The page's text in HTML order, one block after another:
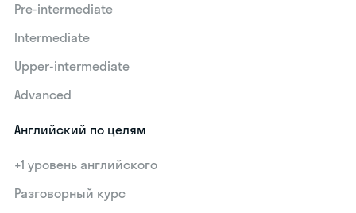
Pre-intermediate
Intermediate
Upper-intermediate
Advanced
Английский по целям
+1 уровень английского
Разговорный курс